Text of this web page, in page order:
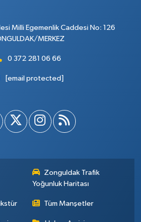
Milli Egemenlik Caddesi No: 126
MERKEZ
0 372 281 06 66
[email protected]
Zonguldak Trafik
Yoğunluk Haritası
Tüm Manşetler